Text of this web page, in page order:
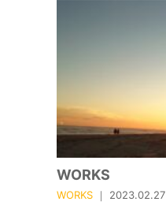
WORKS
WORKS ｜ 2023.02.27